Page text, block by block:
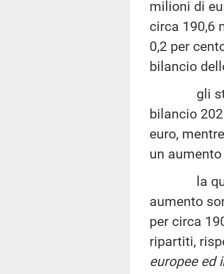
milioni di
circa 190,6
0,2 per
bilancio
gli
bilancio
euro,
un
la quasi
aumento
per circa
ripartiti,
europee ed